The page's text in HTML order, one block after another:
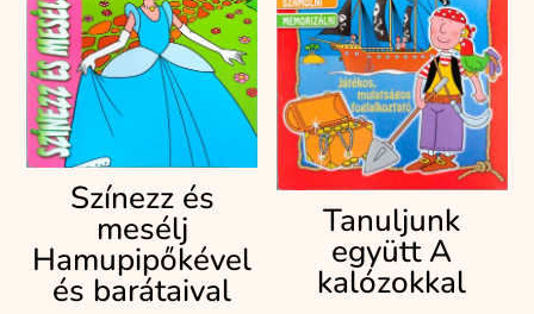
Színezz és
mesélj
Hamupipőkével
és barátaival
Tanuljunk
együtt A
kalózokkal